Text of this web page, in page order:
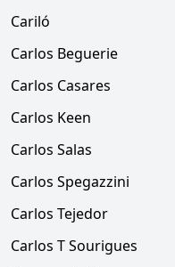
Cariló
Carlos Beguerie
Carlos Casares
Carlos Keen
Carlos Salas
Carlos Spegazzini
Carlos Tejedor
Carlos T Sourigues